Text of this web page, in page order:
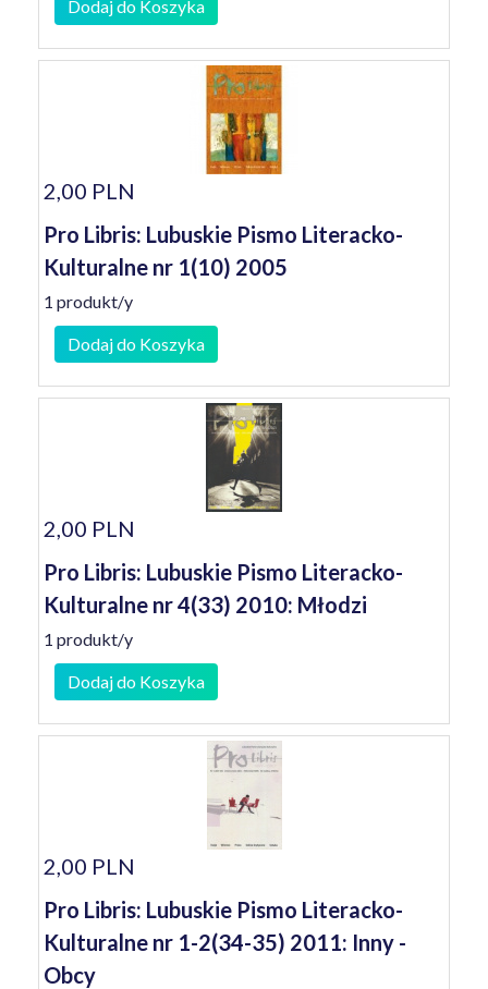
Dodaj do Koszyka
2,00 PLN
Pro Libris: Lubuskie Pismo Literacko-
Kulturalne nr 1(10) 2005
1 produkt/y
Dodaj do Koszyka
2,00 PLN
Pro Libris: Lubuskie Pismo Literacko-
Kulturalne nr 4(33) 2010: Młodzi
1 produkt/y
Dodaj do Koszyka
2,00 PLN
Pro Libris: Lubuskie Pismo Literacko-
Kulturalne nr 1-2(34-35) 2011: Inny -
Obcy